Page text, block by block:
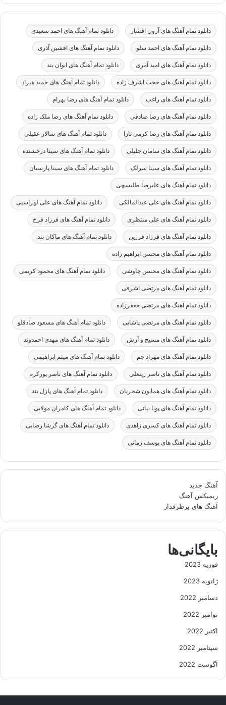
دانلود تمام آهنگ های آرون افشار دانلود تمام آهنگ های احمد سعیدی
دانلود تمام آهنگ های احمد سلو دانلود تمام آهنگ های افشین آذری
دانلود تمام آهنگ های امید آمری دانلود تمام آهنگ های ایوان بند
دانلود تمام آهنگ های حجت اشرف زاده دانلود تمام آهنگ های حمید هیراد
دانلود تمام آهنگ های راغب دانلود تمام آهنگ های رضا بهرام
دانلود تمام آهنگ های رضا صادقی دانلود تمام آهنگ های رضا ملک زاده
دانلود تمام آهنگ های رضا کرمی تارا دانلود تمام آهنگ های سالار عقیلی
دانلود تمام آهنگ های سامان جلیلی دانلود تمام آهنگ های سینا درخشنده
دانلود تمام آهنگ های سینا سرلک دانلود تمام آهنگ های سینا پارسیان
دانلود تمام آهنگ های علیرضا طلیسچی
دانلود تمام آهنگ های علی عبدالمالکی دانلود تمام آهنگ های علی لهراسبی
دانلود تمام آهنگ های علی منتظری دانلود تمام آهنگ های فرزاد فرخ
دانلود تمام آهنگ های فرزاد فرزین دانلود تمام آهنگ های ماکان بند
دانلود تمام آهنگ های محسن ابراهیم زاده
دانلود تمام آهنگ های محسن چاوشی دانلود تمام آهنگ های محمود کریمی
دانلود تمام آهنگ های مرتضی اشرفی
دانلود تمام آهنگ های مرتضی جعفرزاده
دانلود تمام آهنگ های مرتضی پاشایی دانلود تمام آهنگ های مسعود صادقلو
دانلود تمام آهنگ های مسیح و آرش دانلود تمام آهنگ های مهدی احمدوند
دانلود تمام آهنگ های مهراد جم دانلود تمام آهنگ های میثم ابراهیمی
دانلود تمام آهنگ های ناصر زینعلی دانلود تمام آهنگ های ناصر پورکرم
دانلود تمام آهنگ های همایون شجریان دانلود تمام آهنگ های پازل بند
دانلود تمام آهنگ های پویا بیاتی دانلود تمام آهنگ های کامران مولایی
دانلود تمام آهنگ های کسری زاهدی دانلود تمام آهنگ های گرشا رضایی
دانلود تمام آهنگ های یوسف زمانی
آهنگ جدید
ریمیکس آهنگ
آهنگ های پرطرفدار
بایگانی‌ها
فوریه 2023
ژانویه 2023
دسامبر 2022
نوامبر 2022
اکتبر 2022
سپتامبر 2022
آگوست 2022